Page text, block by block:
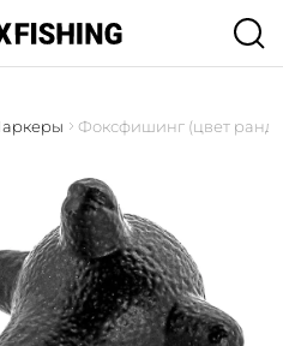
Фоксфишинг (цвет